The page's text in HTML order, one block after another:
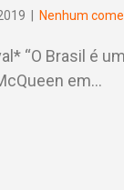
Nenhum
“O Brasil é
em…